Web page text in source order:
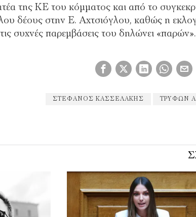
της ΚΕ του κόμματος και από το
δέους στην Ε. Αχτσιόγλου, καθώς η
συχνές παρεμβάσεις του δηλώνει
ΣΤΈΦΑΝΟΣ ΚΑΣΣΕΛΆΚΗΣ ΤΡΎΦΩΝ